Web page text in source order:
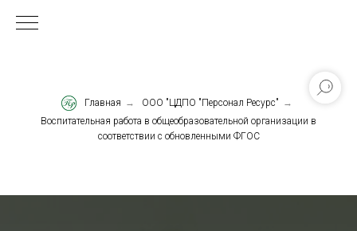
Главная → ООО "ЦДПО "Персонал Ресурс" →
Воспитательная работа в общеобразовательной организации в
соответствии с обновленными ФГОС